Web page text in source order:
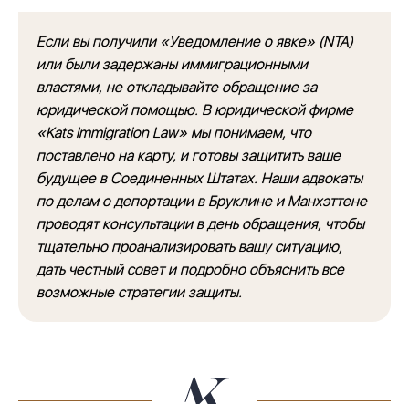
Если вы получили «Уведомление о явке» (NTA)
или были задержаны иммиграционными
властями, не откладывайте обращение за
юридической помощью. В юридической фирме
«Kats Immigration Law» мы понимаем, что
поставлено на карту, и готовы защитить ваше
будущее в Соединенных Штатах. Наши адвокаты
по делам о депортации в Бруклине и Манхэттене
проводят консультации в день обращения, чтобы
тщательно проанализировать вашу ситуацию,
дать честный совет и подробно объяснить все
возможные стратегии защиты.